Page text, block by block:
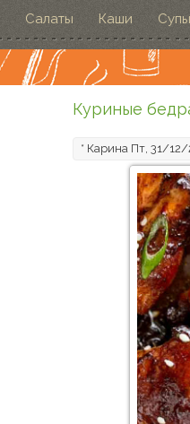
Салаты Каши Супы
Куриные
* Карина Пт, 31/12/